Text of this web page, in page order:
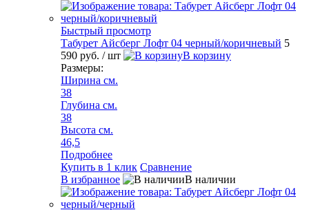
Быстрый просмотр
Табурет Айсберг Лофт 04 черный/коричневый 5
590 руб. / шт
В корзину
Размеры:
Ширина см.
38
Глубина см.
38
Высота см.
46,5
Подробнее
Купить в 1 клик Сравнение
В избранное
В наличии